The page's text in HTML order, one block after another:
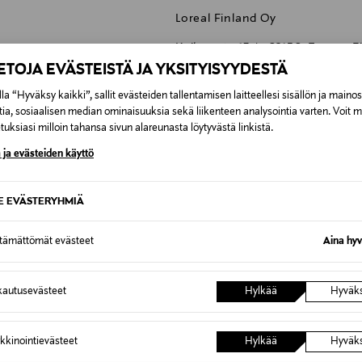
EVÄSTEISTÄ JA YKSITYISYYDESTÄ
“Hyväksy kaikki”, sallit evästeiden tallentamisen laitteellesi sisällön ja
sosiaalisen median ominaisuuksia sekä liikenteen analysointia varten. Voit
milloin tahansa sivun alareunasta löytyvästä linkistä.
ja evästeiden käyttö
EVÄSTERYHMIÄ
evästeet Aina
Hylkää
Hylkää
Loreal Finland Oy
Keilaranta 13 A, 02150, Espoo,
neuvonta@loreal.com
Maybelline, ripsiväri, maskara
7,90 €–50,00 € kuljetusyhtiöstä ja
Alk. 6,90 €, kun toimitus on
palauttaa avaamattomissa alkuperäispakkauksissaan ja
NÄISTÄ